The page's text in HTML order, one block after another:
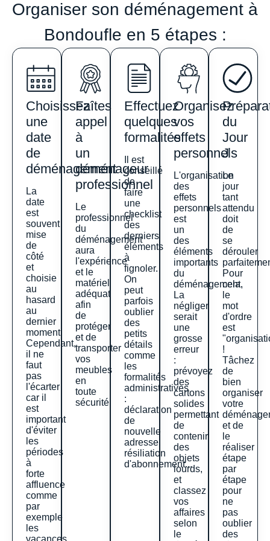
Organiser son déménagement à
Bondoufle en 5 étapes :
Choisissez
une
date
de
déménagement
La
date
est
souvent
mise
de
côté
et
choisie
au
hasard
au
dernier
moment.
Cependant,
il ne
faut
pas
l'écarter
car il
est
important
d'éviter
les
périodes
à
forte
affluence
comme
par
exemple
les
vacances
Faîtes
appel
à
un
déménageur
professionnel
Le
professionnel
du
déménagement
aura
l'expérience
et le
matériel
adéquat
afin
de
protéger
et de
transporter
vos
meubles
en
toute
sécurité.
Effectuez
quelques
formalités
Il est
conseillé
de
faire
une
checklist
des
derniers
éléments
à
fignoler.
On
peut
parfois
oublier
des
petits
détails
comme
les
formalités
administratives
:
déclaration
de
nouvelle
adresse,
résiliation
d'abonnement...
Organisez
vos
effets
personnels
L'organisation
des
effets
personnels
est
un
des
éléments
importants
du
déménagement.
La
négliger
serait
une
grosse
erreur
:
prévoyez
des
cartons
solides
permettant
de
contenir
des
objets
lourds,
et
classez
vos
affaires
selon
le
du
Jour
J
Le
jour
tant
attendu
doit
de
se
dérouler
Pour
cela,
le
mot
d'ordre
est
!
Tâchez
de
bien
organiser
votre
et de
le
réaliser
étape
par
étape
pour
ne
pas
oublier
des